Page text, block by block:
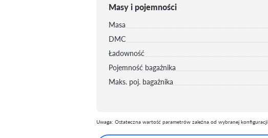
Masy i pojemności
Masa
DMC
Ładowność
Pojemność bagażnika
Maks. poj. bagażnika
Uwaga: Ostateczna wartość parametrów zależna od wybranej konfiguracji